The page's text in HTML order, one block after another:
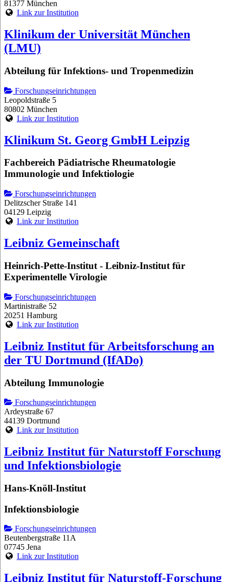
81377 München
Link zur Institution
Klinikum der Universität München
(LMU)
Abteilung für Infektions- und Tropenmedizin
Forschungseinrichtungen
Leopoldstraße 5
80802 München
Link zur Institution
Klinikum St. Georg GmbH Leipzig
Fachbereich Pädiatrische Rheumatologie
Immunologie und Infektiologie
Forschungseinrichtungen
Delitzscher Straße 141
04129 Leipzig
Link zur Institution
Leibniz Gemeinschaft
Heinrich-Pette-Institut - Leibniz-Institut für
Experimentelle Virologie
Forschungseinrichtungen
Martinistraße 52
20251 Hamburg
Link zur Institution
Leibniz Institut für Arbeitsforschung an
der TU Dortmund (IfADo)
Abteilung Immunologie
Forschungseinrichtungen
Ardeystraße 67
44139 Dortmund
Link zur Institution
Leibniz Institut für Naturstoff Forschung
und Infektionsbiologie
Hans-Knöll-Institut
Infektionsbiologie
Forschungseinrichtungen
Beutenbergstraße 11A
07745 Jena
Link zur Institution
Leibniz Institut für Naturstoff-Forschung